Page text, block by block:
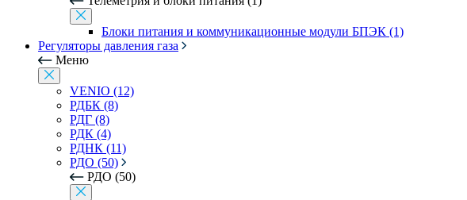
Блоки питания и коммуникационные модули БПЭК (1)
Регуляторы давления газа
Меню
VENIO (12)
РДБК (8)
РДГ (8)
РДК (4)
РДНК (11)
РДО (50)
РДО (50)